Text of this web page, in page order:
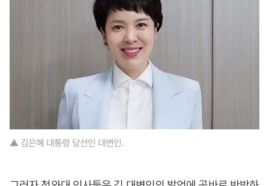
▲ 김은혜 대통령 당선인 대변인.